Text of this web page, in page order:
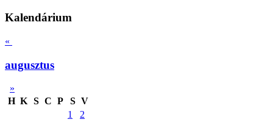
Kalendárium
«
augusztus
»
H K S C P S V
1
2